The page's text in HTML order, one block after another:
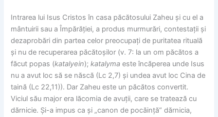
Intrarea lui Isus Cristos în casa păcătosului Zaheu și cu el a
mântuirii sau a Împărăției, a produs murmurări, contestații și
dezaprobări din partea celor preocupați de puritatea rituală
și nu de recuperarea păcătoșilor (v. 7: la un om păcătos a
făcut popas (katalyein);katalyma este încăperea unde Isus
nu a avut loc să se născă (Lc 2,7) și undea avut loc Cina de
taină (Lc 22,11)). Dar Zaheu este un păcătos convertit.
Viciul său major era lăcomia de avuții, care se tratează cu
dărnicie. Și-a impus ca și „canon de pocăință” dărnicia,